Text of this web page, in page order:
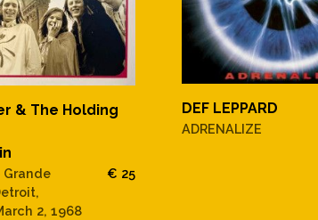
& The Holding
Grande
2, 1968
€ 25
DEF LEPPARD
ADRENALIZE